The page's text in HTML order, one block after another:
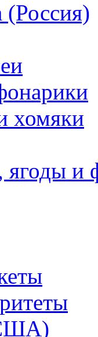
(Россия)
хомяки
ягоды и